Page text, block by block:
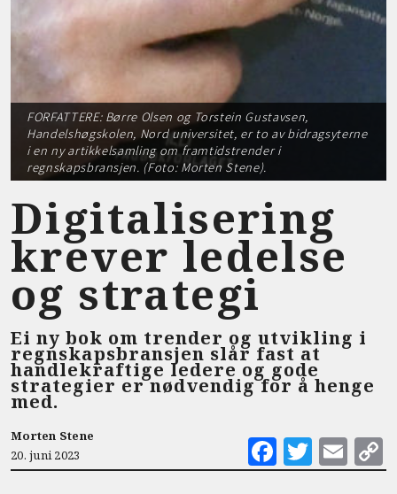
FORFATTERE: Børre Olsen og Torstein Gustavsen,
Handelshøgskolen, Nord universitet, er to av bidragsyterne
i en ny artikkelsamling om framtidstrender i
regnskapsbransjen. (Foto: Morten Stene).
Digitalisering
krever ledelse
og strategi
Ei ny bok om trender og utvikling i
regnskapsbransjen slår fast at
handlekraftige ledere og gode
strategier er nødvendig for å henge
med.
Morten Stene
20. juni 2023
F
a
T
w
E
m